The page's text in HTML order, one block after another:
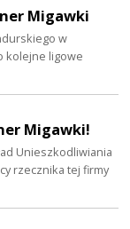
Migawki
w
kolejne ligowe
Migawki!
Unieszkodliwiania
rzecznika tej firmy